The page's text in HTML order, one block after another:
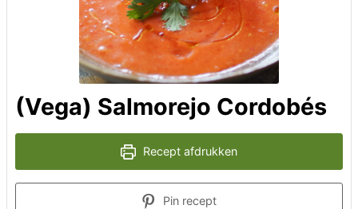
(Vega) Salmorejo Cordobés
Recept afdrukken
Pin recept